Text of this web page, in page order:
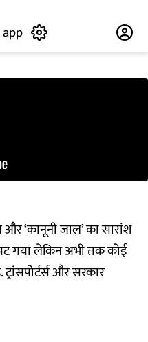
और ‘कानूनी जाल’ का सारांश
गया लेकिन अभी तक कोई
और सरकार